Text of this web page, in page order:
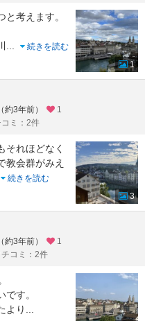
考えます。
続きを読む
1
3年前）
1
ミ：2件
それほどなく
教会群がみえ
続きを読む
3
3年前）
1
コミ：2件
す。
より